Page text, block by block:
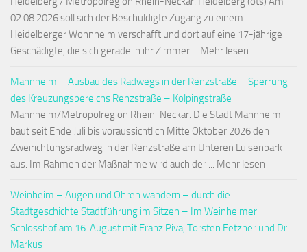
02.08.2026 soll sich der Beschuldigte Zugang zu einem
Heidelberger Wohnheim verschafft und dort auf eine 17-jährige
Geschädigte, die sich gerade in ihr Zimmer ... Mehr lesen
Mannheim – Ausbau des Radwegs in der Renzstraße – Sperrung
des Kreuzungsbereichs Renzstraße – Kolpingstraße
Mannheim/Metropolregion Rhein-Neckar. Die Stadt Mannheim
baut seit Ende Juli bis voraussichtlich Mitte Oktober 2026 den
Zweirichtungsradweg in der Renzstraße am Unteren Luisenpark
aus. Im Rahmen der Maßnahme wird auch der ... Mehr lesen
Weinheim – Augen und Ohren wandern – durch die
Stadtgeschichte Stadtführung im Sitzen – Im Weinheimer
Schlosshof am 16. August mit Franz Piva, Torsten Fetzner und Dr.
Markus